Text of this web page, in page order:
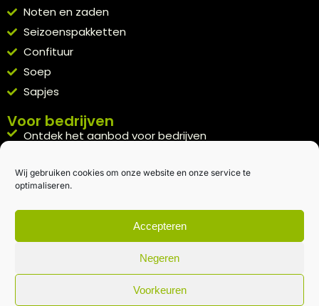
Wij gebruiken cookies om onze website en onze service te
optimaliseren.
Accepteren
Negeren
Voorkeuren
Noten en zaden
Seizoenspakketten
Confituur
Soep
Sapjes
Voor bedrijven
Ontdek het aanbod voor bedrijven
Kennismakingspakket aanvragen
Blijft op de hoogte
Rechtstreeks van het veld naar je inbox.
Inschrijven nieuwsbrief